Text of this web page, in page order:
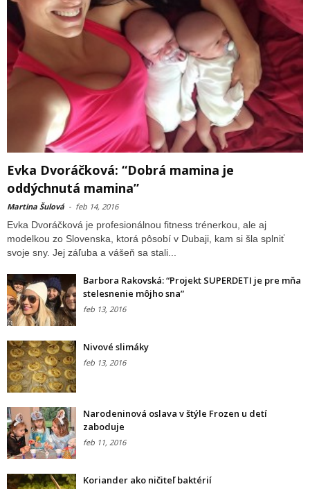
Evka Dvoráčková: “Dobrá mamina je
oddýchnutá mamina”
Martina Šulová - feb 14, 2016
Evka Dvoráčková je profesionálnou fitness trénerkou, ale aj
modelkou zo Slovenska, ktorá pôsobí v Dubaji, kam si šla splniť
svoje sny. Jej záľuba a vášeň sa stali...
Barbora Rakovská: “Projekt SUPERDETI je pre mňa
stelesnenie môjho sna”
feb 13, 2016
Nivové slimáky
feb 13, 2016
Narodeninová oslava v štýle Frozen u detí
zaboduje
feb 11, 2016
Koriander ako ničiteľ baktérií